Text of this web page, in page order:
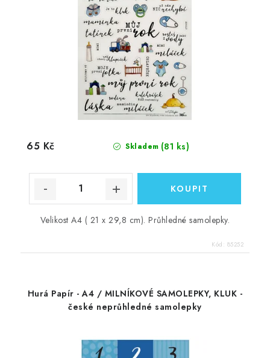
Skladem (81 ks)
65 Kč
Velikost A4 ( 21 x 29,8 cm). Průhledné samolepky.
Kód: 85252
Hurá Papír - A4 / MILNÍKOVÉ SAMOLEPKY, KLUK -
české neprůhledné samolepky